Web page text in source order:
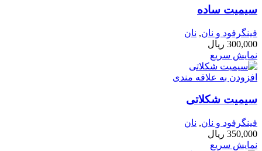
سیمیت ساده
فینگرفود و نان‌, نان
300,000 ریال
نمایش سریع
افزودن به علاقه مندی
سیمیت شکلاتی
فینگرفود و نان‌, نان
350,000 ریال
نمایش سریع